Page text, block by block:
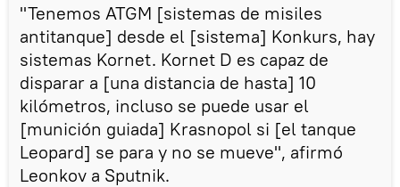
"Tenemos ATGM [sistemas de misiles
antitanque] desde el [sistema] Konkurs, hay
sistemas Kornet. Kornet D es capaz de
disparar a [una distancia de hasta] 10
kilómetros, incluso se puede usar el
[munición guiada] Krasnopol si [el tanque
Leopard] se para y no se mueve", afirmó
Leonkov a Sputnik.